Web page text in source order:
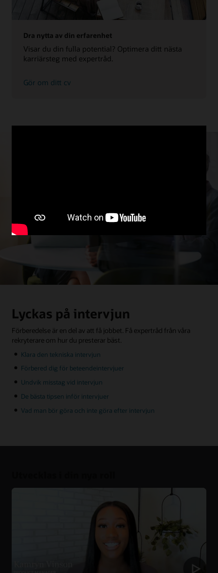
Dra nytta av din erfarenhet
Visar du din fulla potential? Optimera ditt nästa
karriärsteg med expertråd.
Gör om ditt cv
Lyckas på intervjun
Förberedelse är en del av att få jobbet. Få expertråd från våra
rekryterare om hur du presterar bäst.
Klara den tekniska intervjun
Förbered dig för beteendeintervjuer
Undvik misstag vid intervjun
De bästa tipsen inför intervjuer
Vad man bör göra och inte göra efter intervjun